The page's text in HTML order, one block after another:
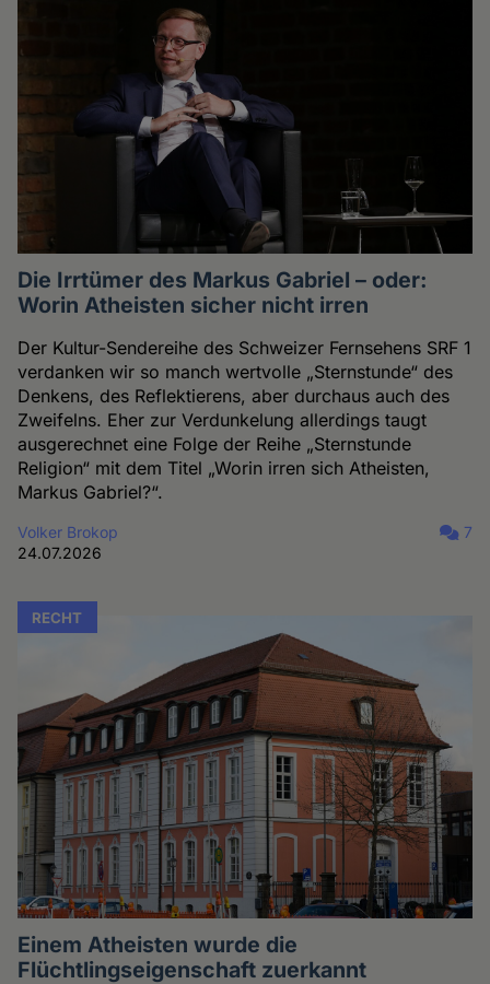
Die Irrtümer des Markus Gabriel – oder:
Worin Atheisten sicher nicht irren
Der Kultur-Sendereihe des Schweizer Fernsehens SRF 1
verdanken wir so manch wertvolle „Sternstunde“ des
Denkens, des Reflektierens, aber durchaus auch des
Zweifelns. Eher zur Verdunkelung allerdings taugt
ausgerechnet eine Folge der Reihe „Sternstunde
Religion“ mit dem Titel „Worin irren sich Atheisten,
Markus Gabriel?“.
Volker Brokop
24.07.2026
7
RECHT
Einem Atheisten wurde die
Flüchtlingseigenschaft zuerkannt